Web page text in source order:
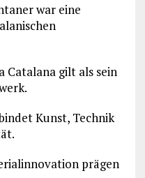
war eine
Catalanagilt als sein
Kunst, Technik
prägen